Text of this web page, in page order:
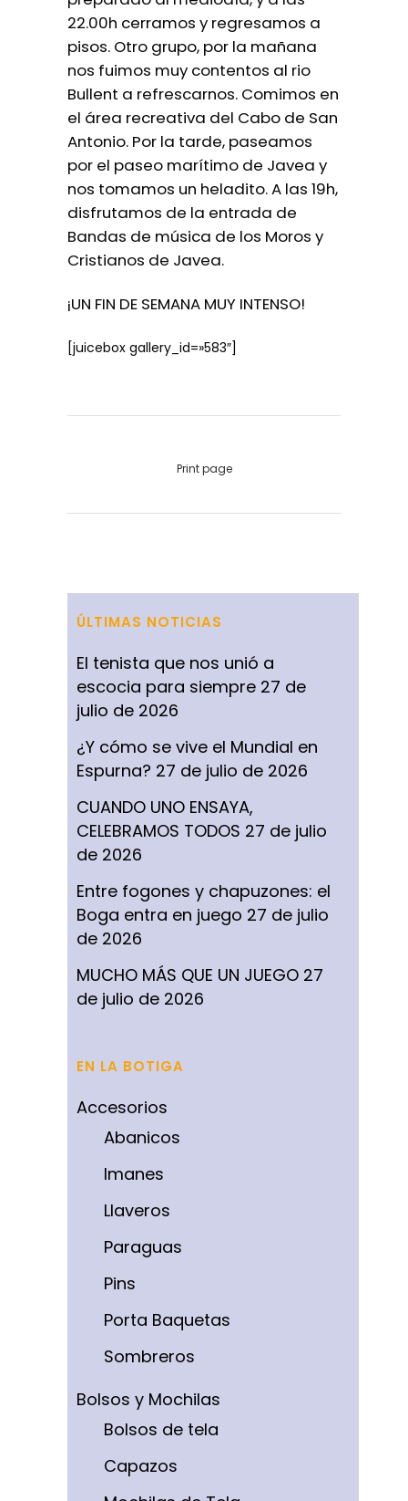
22.00h cerramos y regresamos a
pisos. Otro grupo, por la mañana
nos fuimos muy contentos al rio
Bullent a refrescarnos. Comimos en
el área recreativa del Cabo de San
Antonio. Por la tarde, paseamos
por el paseo marítimo de Javea y
nos tomamos un heladito. A las 19h,
disfrutamos de la entrada de
Bandas de música de los Moros y
Cristianos de Javea.
¡UN FIN DE SEMANA MUY INTENSO!
[juicebox gallery_id=»583″]
Print page
ÚLTIMAS NOTICIAS
El tenista que nos unió a
escocia para siempre 27 de
julio de 2026
¿Y cómo se vive el Mundial en
Espurna? 27 de julio de 2026
CUANDO UNO ENSAYA,
CELEBRAMOS TODOS 27 de julio
de 2026
Entre fogones y chapuzones: el
Boga entra en juego 27 de julio
de 2026
MUCHO MÁS QUE UN JUEGO 27
de julio de 2026
EN LA BOTIGA
Accesorios
Abanicos
Imanes
Llaveros
Paraguas
Pins
Porta Baquetas
Sombreros
Bolsos y Mochilas
Bolsos de tela
Capazos